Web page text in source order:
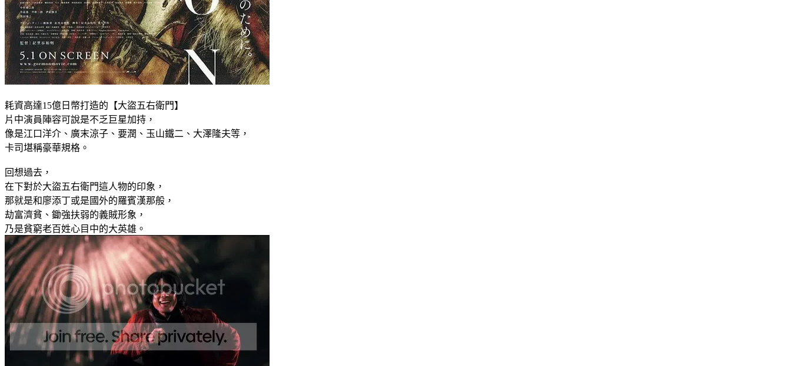
耗資高達15億日幣打造的【大盜五右衛門】
片中演員陣容可說是不乏巨星加持，
像是江口洋介、廣末涼子、要潤、玉山鐵二、大澤隆夫等，
卡司堪稱豪華規格。
回想過去，
在下對於大盜五右衛門這人物的印象，
那就是和廖添丁或是國外的羅賓漢那般，
劫富濟貧、鋤強扶弱的義賊形象，
乃是貧窮老百姓心目中的大英雄。